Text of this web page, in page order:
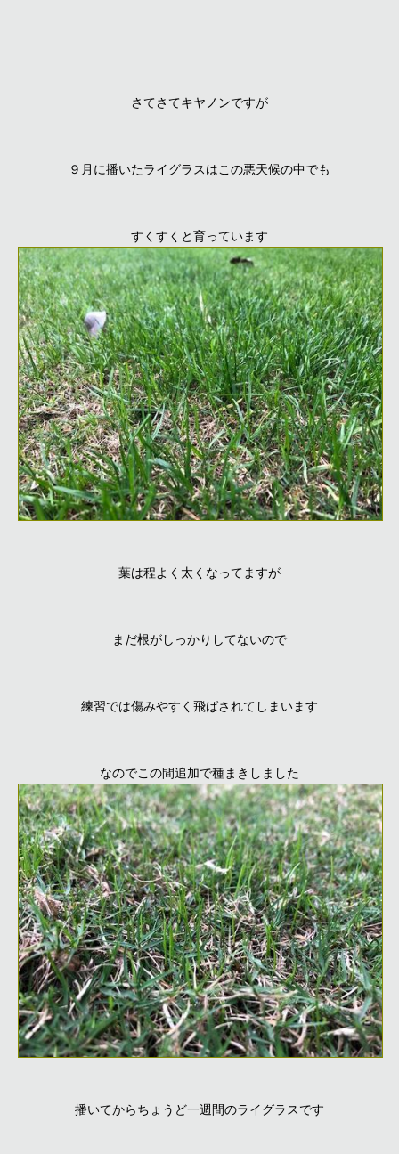
さてさてキヤノンですが
９月に播いたライグラスはこの悪天候の中でも
すくすくと育っています
葉は程よく太くなってますが
まだ根がしっかりしてないので
練習では傷みやすく飛ばされてしまいます
なのでこの間追加で種まきしました
播いてからちょうど一週間のライグラスです